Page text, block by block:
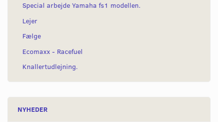
Special arbejde Yamaha fs1 modellen.
Lejer
Fælge
Ecomaxx - Racefuel
Knallertudlejning.
NYHEDER